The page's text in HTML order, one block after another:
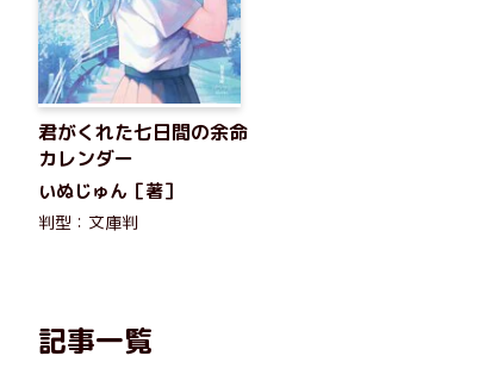
君がくれた七日間の余命
カレンダー
いぬじゅん［著］
判型：文庫判
記事一覧